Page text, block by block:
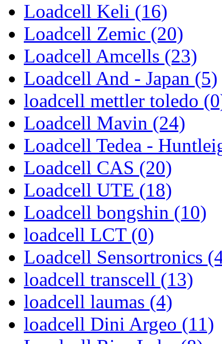
Loadcell Keli (16)
Loadcell Zemic (20)
Loadcell Amcells (23)
Loadcell And - Japan (5)
loadcell mettler toledo
Loadcell Mavin (24)
Loadcell Tedea -
Loadcell CAS (20)
Loadcell UTE (18)
Loadcell bongshin (10)
loadcell LCT (0)
Loadcell Sensortronics
loadcell transcell (13)
loadcell laumas (4)
loadcell Dini Argeo (11)